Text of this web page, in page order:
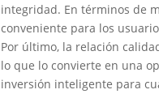
integridad. En términos de
conveniente para los
Por último, la relación
lo que lo convierte en una
inversión inteligente para